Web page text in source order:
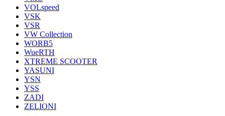
VOLspeed
VSK
VSR
VW Collection
WORB5
WueRTH
XTREME SCOOTER
YASUNI
YSN
YSS
ZADI
ZELIONI